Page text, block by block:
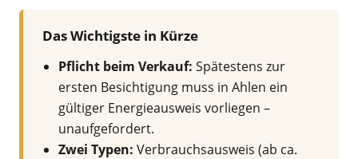
Das Wichtigste in Kürze
Pflicht beim Verkauf: Spätestens zur
ersten Besichtigung muss in Ahlen ein
gültiger Energieausweis vorliegen –
unaufgefordert.
Zwei Typen: Verbrauchsausweis (ab ca.